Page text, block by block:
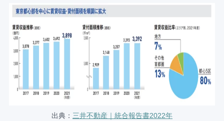
出典： 三井不動産｜統合報告書2022年